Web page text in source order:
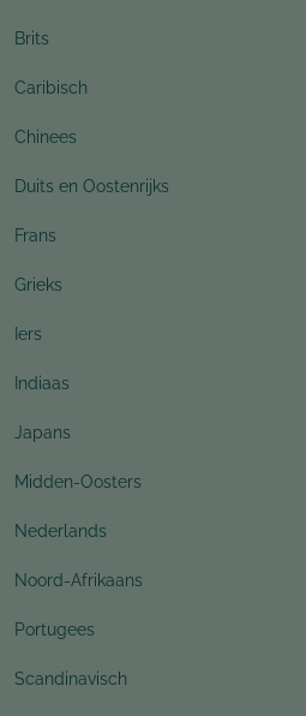
Brits
Caribisch
Chinees
Duits en Oostenrijks
Frans
Grieks
Iers
Indiaas
Japans
Midden-Oosters
Nederlands
Noord-Afrikaans
Portugees
Scandinavisch